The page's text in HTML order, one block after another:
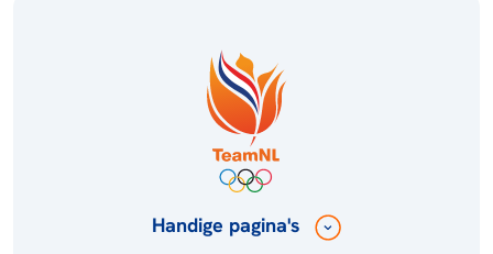
Handige pagina's